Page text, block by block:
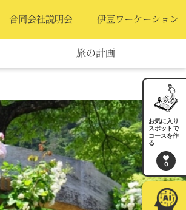
旅の計画
宿泊・予約
旅程作成
AIルートプランナー
アクセス
合同会社説明会 伊豆ワーケーション
お気に入り
スポットで
コースを作
る
0